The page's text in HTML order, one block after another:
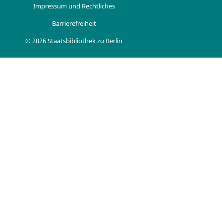
Impressum und Rechtliches
Barrierefreiheit
© 2026 Staatsbibliothek zu Berlin